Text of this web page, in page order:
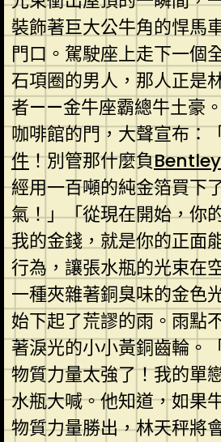
裝飾著巨大公牛角的悍馬
門口。駕駛座上走下一個
石項圈的男人，那人正是
者——金牛座霸總牛土豪
咖啡館的門，大聲宣布：
件！別管那什麼負
經用一百噸的純金箔買下
氣！」「從現在開始，你
我的金錢，就是你的正面
行為，讓張水瓶的光束在
一種夾雜著銅臭味的金色
始下起了荒謬的雨。雨點
著淚光的小小黃銅齒輪。
物質力量太強了！我的單
水瓶大喊。他知道，如果
物質力量勝出，林天秤將